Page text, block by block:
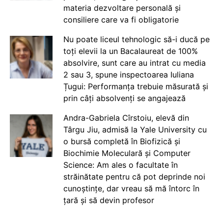
materia dezvoltare personală și
consiliere care va fi obligatorie
Nu poate liceul tehnologic să-i ducă pe
toți elevii la un Bacalaureat de 100%
absolvire, sunt care au intrat cu media
2 sau 3, spune inspectoarea Iuliana
Țugui: Performanța trebuie măsurată și
prin câți absolvenți se angajează
Andra-Gabriela Cîrstoiu, elevă din
Târgu Jiu, admisă la Yale University cu
o bursă completă în Biofizică și
Biochimie Moleculară și Computer
Science: Am ales o facultate în
străinătate pentru că pot deprinde noi
cunoștințe, dar vreau să mă întorc în
țară și să devin profesor